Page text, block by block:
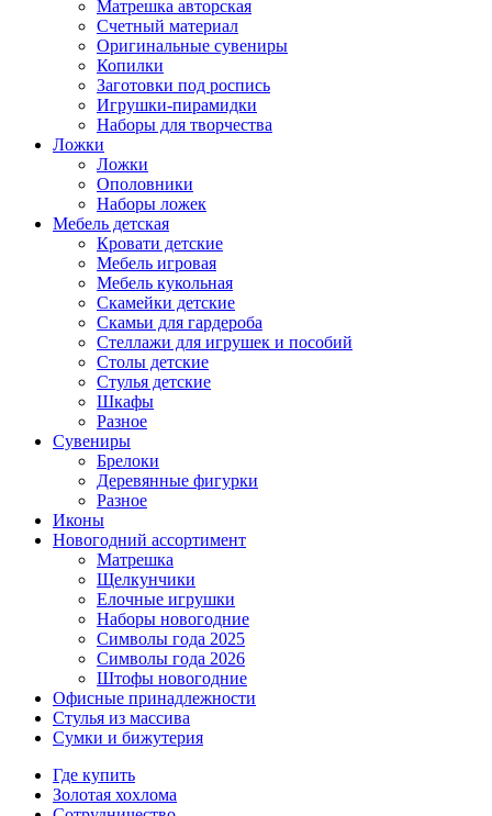
Матрешка авторская
Счетный материал
Оригинальные сувениры
Копилки
Заготовки под роспись
Игрушки-пирамидки
Наборы для творчества
Ложки
Ложки
Ополовники
Наборы ложек
Мебель детская
Кровати детские
Мебель игровая
Мебель кукольная
Скамейки детские
Скамьи для гардероба
Стеллажи для игрушек и пособий
Столы детские
Стулья детские
Шкафы
Разное
Сувениры
Брелоки
Деревянные фигурки
Разное
Иконы
Новогодний ассортимент
Матрешка
Щелкунчики
Елочные игрушки
Наборы новогодние
Символы года 2025
Символы года 2026
Штофы новогодние
Офисные принадлежности
Стулья из массива
Сумки и бижутерия
Где купить
Золотая хохлома